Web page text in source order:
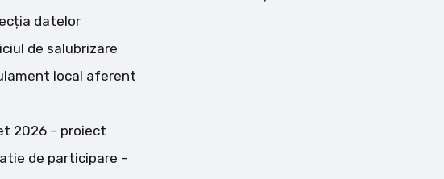
datelor
de salubrizare
local aferent
2026 – proiect
de participare –